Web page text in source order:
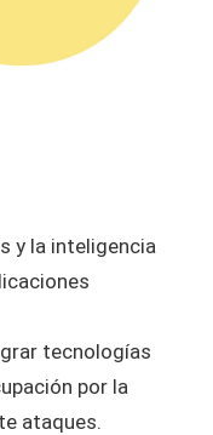
y la inteligencia
tecnologías
por la
ataques.